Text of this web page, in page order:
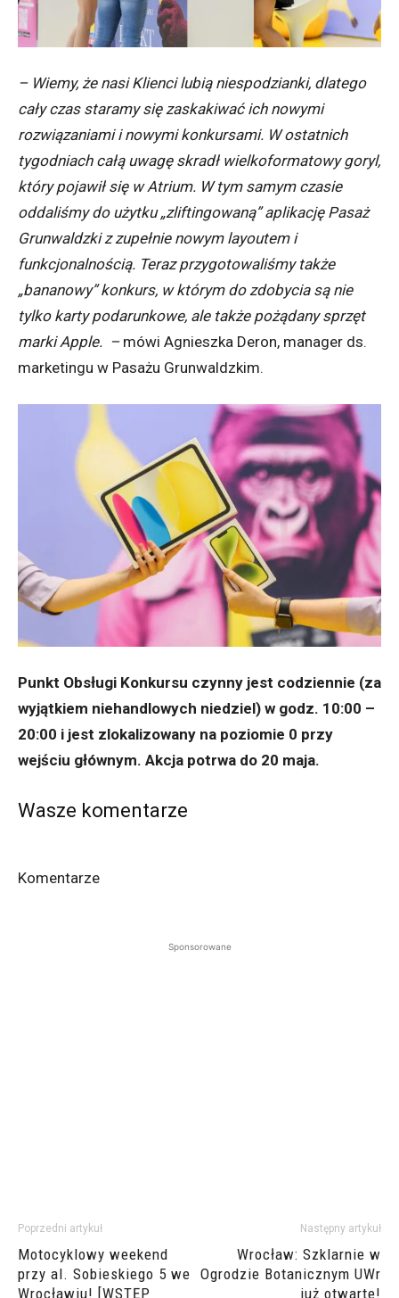
– Wiemy, że nasi Klienci lubią niespodzianki, dlatego
cały czas staramy się zaskakiwać ich nowymi
rozwiązaniami i nowymi konkursami. W ostatnich
tygodniach całą uwagę skradł wielkoformatowy goryl,
który pojawił się w Atrium. W tym samym czasie
oddaliśmy do użytku „zliftingowaną” aplikację Pasaż
Grunwaldzki z zupełnie nowym layoutem i
funkcjonalnością. Teraz przygotowaliśmy także
„bananowy” konkurs, w którym do zdobycia są nie
tylko karty podarunkowe, ale także pożądany sprzęt
marki Apple. – mówi Agnieszka Deron, manager ds.
marketingu w Pasażu Grunwaldzkim.
Punkt Obsługi Konkursu czynny jest codziennie (za
wyjątkiem niehandlowych niedziel) w godz. 10:00 –
20:00 i jest zlokalizowany na poziomie 0 przy
wejściu głównym. Akcja potrwa do 20 maja.
Wasze komentarze
Komentarze
Sponsorowane
Poprzedni artykuł
Motocyklowy weekend
przy al. Sobieskiego 5 we
Wrocławiu! [WSTĘP
Następny artykuł
Wrocław: Szklarnie w
Ogrodzie Botanicznym UWr
już otwarte!